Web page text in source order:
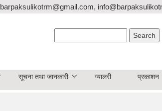
barpaksulikotrm@gmail.com,
सूचना तथा जानकारी ग्यालरी प्रकाशन